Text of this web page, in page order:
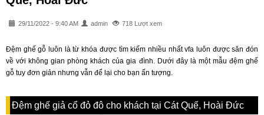
29/11/2022 - 9:40 AM admin 718 Lượt xem
Đệm ghế gỗ luôn là từ khóa được tìm kiếm nhiều nhất vfa luôn được săn đón
về với không gian phòng khách của gia đình. Dưới đây là một mẫu đệm ghế
gỗ tuy đơn giản nhưng vẫn để lại cho bạn ấn tượng.
Đệm ghế giả cổ đỏ đô cho khách tại Cát Quế, Hoài Đức